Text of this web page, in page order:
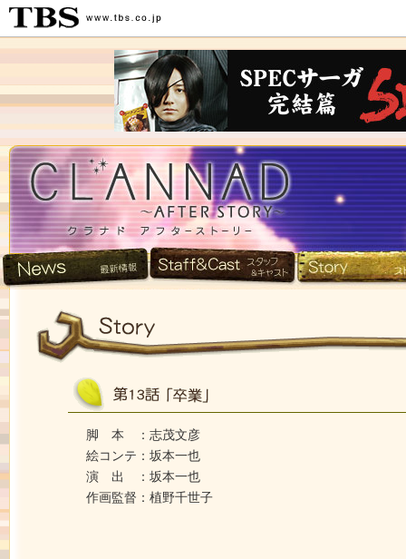
脚 本 ：志茂文彦
絵コンテ：坂本一也
演 出 ：坂本一也
作画監督：植野千世子